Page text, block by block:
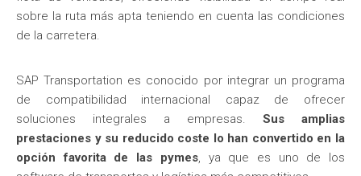
sobre la ruta más apta teniendo en cuenta las condiciones
de la carretera.
SAP Transportation es conocido por integrar un programa
de compatibilidad internacional capaz de ofrecer
soluciones integrales a empresas. Sus amplias
prestaciones y su reducido coste lo han convertido en la
opción favorita de las pymes, ya que es uno de los